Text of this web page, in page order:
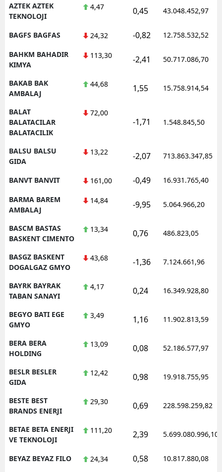
AZTEK AZTEK
TEKNOLOJI
4,47 0,45 43.048.452,97
BAGFS BAGFAS 24,32 -0,82 12.758.532,52
BAHKM BAHADIR
KIMYA
113,30 -2,41 50.717.086,70
BAKAB BAK
AMBALAJ
44,68 1,55 15.758.914,54
BALAT
BALATACILAR
BALATACILIK
72,00
-1,71 1.548.845,50
BALSU BALSU
GIDA
13,22 -2,07 713.863.347,85
BANVT BANVIT 161,00 -0,49 16.931.765,40
BARMA BAREM
AMBALAJ
14,84 -9,95 5.064.966,20
BASCM BASTAS
BASKENT CIMENTO
13,34 0,76 486.823,05
BASGZ BASKENT
DOGALGAZ GMYO
43,68 -1,36 7.124.661,96
BAYRK BAYRAK
TABAN SANAYI
4,17 0,24 16.349.928,80
BEGYO BATI EGE
GMYO
3,49 1,16 11.902.813,59
BERA BERA
HOLDING
13,09 0,08 52.186.577,97
BESLR BESLER
GIDA
12,42 0,98 19.918.755,95
BESTE BEST
BRANDS ENERJI
29,30 0,69 228.598.259,82
BETAE BETA ENERJI
VE TEKNOLOJI
111,20 2,39 5.699.080.996,10
BEYAZ BEYAZ FILO 24,34 0,58 10.817.880,08